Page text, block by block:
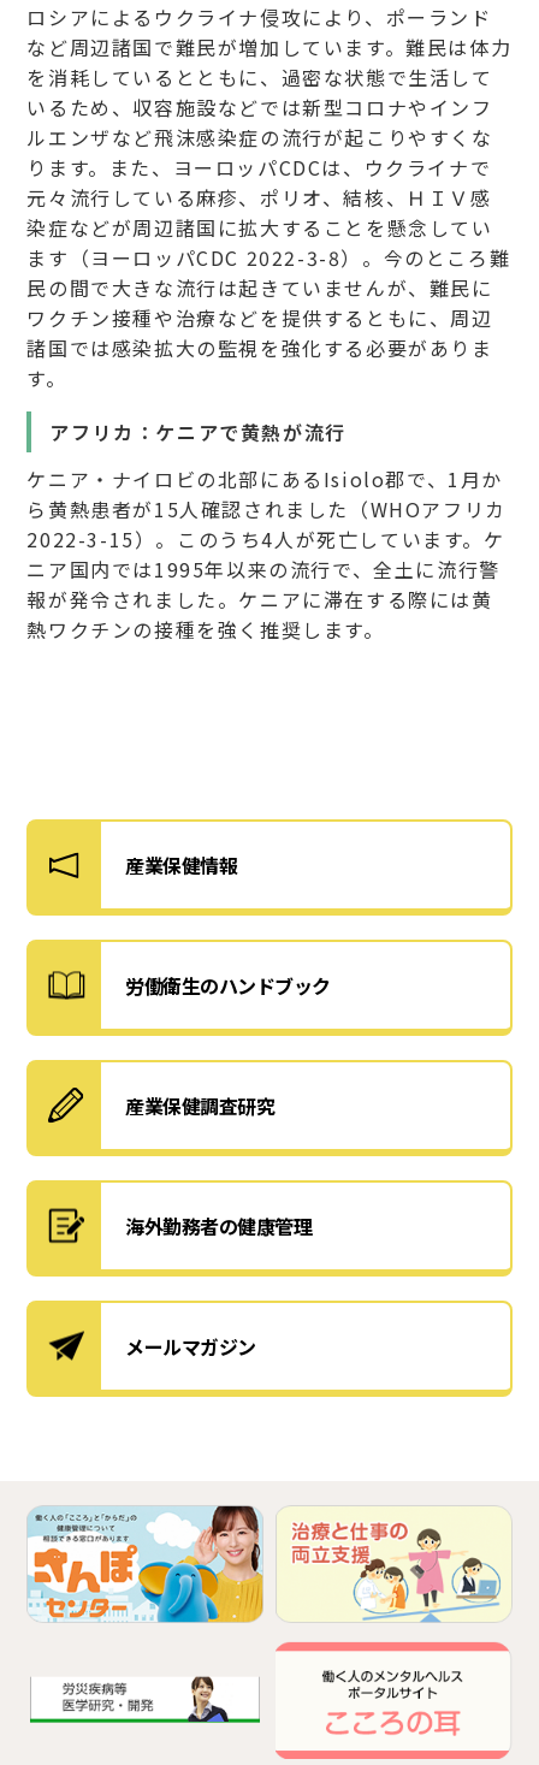
ロシアによるウクライナ侵攻により、ポーランド
など周辺諸国で難民が増加しています。難民は体力
を消耗しているとともに、過密な状態で生活して
いるため、収容施設などでは新型コロナやインフ
ルエンザなど飛沫感染症の流行が起こりやすくな
ります。また、ヨーロッパCDCは、ウクライナで
元々流行している麻疹、ポリオ、結核、ＨＩＶ感
染症などが周辺諸国に拡大することを懸念してい
ます（ヨーロッパCDC 2022-3-8）。今のところ難
民の間で大きな流行は起きていませんが、難民に
ワクチン接種や治療などを提供するともに、周辺
諸国では感染拡大の監視を強化する必要がありま
す。
アフリカ：ケニアで黄熱が流行
ケニア・ナイロビの北部にあるIsiolo郡で、1月か
ら黄熱患者が15人確認されました（WHOアフリカ
2022-3-15）。このうち4人が死亡しています。ケ
ニア国内では1995年以来の流行で、全土に流行警
報が発令されました。ケニアに滞在する際には黄
熱ワクチンの接種を強く推奨します。
産業保健情報
労働衛生のハンドブック
産業保健調査研究
海外勤務者の健康管理
メールマガジン